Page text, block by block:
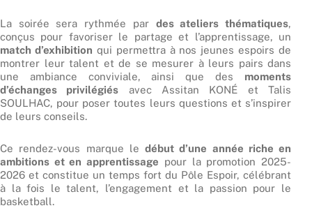
La soirée sera rythmée par des ateliers thématiques,
conçus pour favoriser le partage et l’apprentissage, un
match d’exhibition qui permettra à nos jeunes espoirs de
montrer leur talent et de se mesurer à leurs pairs dans
une ambiance conviviale, ainsi que des moments
d’échanges privilégiés avec Assitan KONÉ et Talis
SOULHAC, pour poser toutes leurs questions et s’inspirer
de leurs conseils.
Ce rendez-vous marque le début d’une année riche en
ambitions et en apprentissage pour la promotion 2025-
2026 et constitue un temps fort du Pôle Espoir, célébrant
à la fois le talent, l’engagement et la passion pour le
basketball.